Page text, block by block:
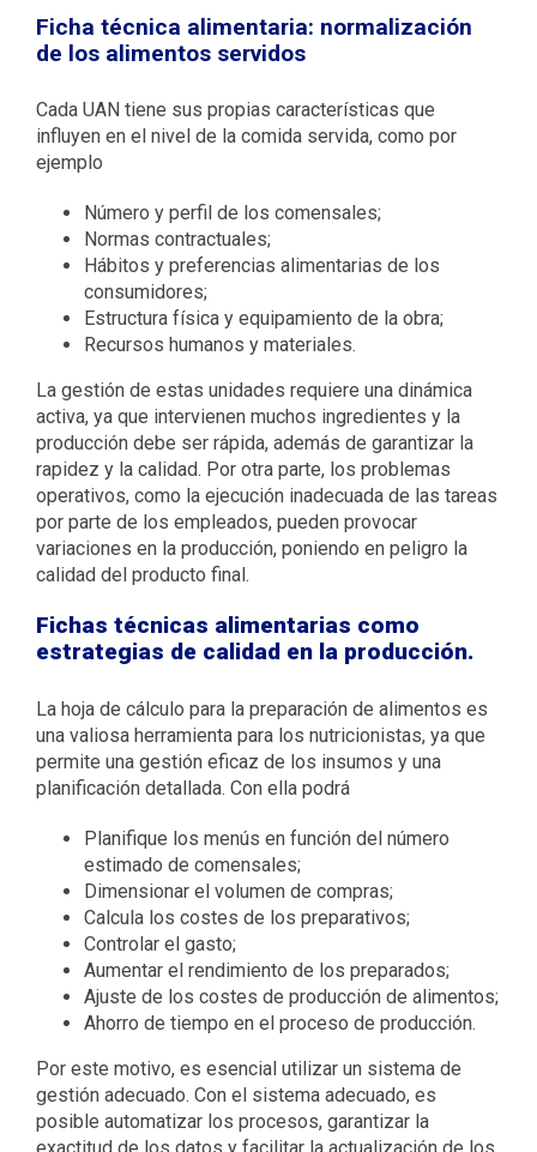
Ficha técnica alimentaria: normalización
de los alimentos servidos
Cada UAN tiene sus propias características que
influyen en el nivel de la comida servida, como por
ejemplo
Número y perfil de los comensales;
Normas contractuales;
Hábitos y preferencias alimentarias de los
consumidores;
Estructura física y equipamiento de la obra;
Recursos humanos y materiales.
La gestión de estas unidades requiere una dinámica
activa, ya que intervienen muchos ingredientes y la
producción debe ser rápida, además de garantizar la
rapidez y la calidad. Por otra parte, los problemas
operativos, como la ejecución inadecuada de las tareas
por parte de los empleados, pueden provocar
variaciones en la producción, poniendo en peligro la
calidad del producto final.
Fichas técnicas alimentarias como
estrategias de calidad en la producción.
La hoja de cálculo para la preparación de alimentos es
una valiosa herramienta para los nutricionistas, ya que
permite una gestión eficaz de los insumos y una
planificación detallada. Con ella podrá
Planifique los menús en función del número
estimado de comensales;
Dimensionar el volumen de compras;
Calcula los costes de los preparativos;
Controlar el gasto;
Aumentar el rendimiento de los preparados;
Ajuste de los costes de producción de alimentos;
Ahorro de tiempo en el proceso de producción.
Por este motivo, es esencial utilizar un sistema de
gestión adecuado. Con el sistema adecuado, es
posible automatizar los procesos, garantizar la